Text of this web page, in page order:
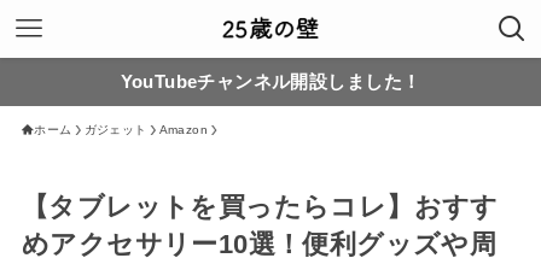
YouTubeチャンネル開設しました！
ホーム ガジェット Amazon
【タブレットを買ったらコレ】おすす
めアクセサリー10選！便利グッズや周